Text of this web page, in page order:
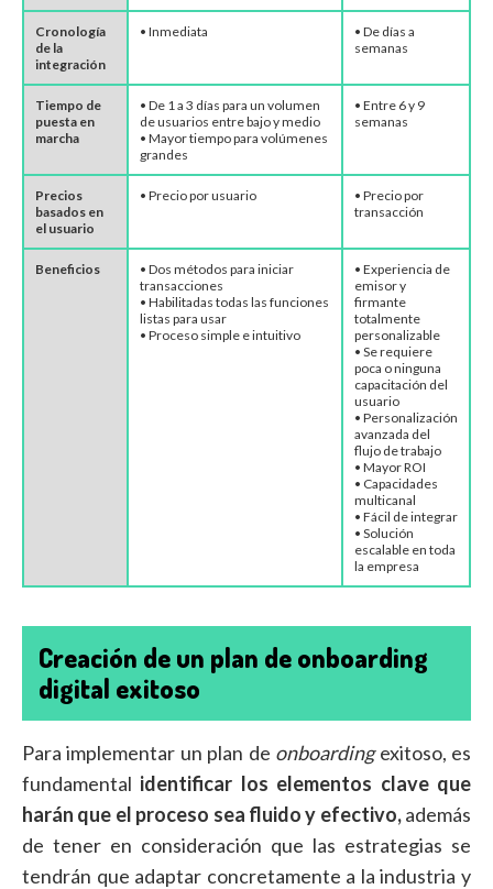
Cronología
de la
integración
• Inmediata
• De días a
semanas
Tiempo de
puesta en
marcha
• De 1 a 3 días para un volumen
de usuarios entre bajo y medio
• Mayor tiempo para volúmenes
grandes
• Entre 6 y 9
semanas
Precios
basados en
el usuario
• Precio por usuario
• Precio por
transacción
Beneficios
• Dos métodos para iniciar
transacciones
• Habilitadas todas las funciones
listas para usar
• Proceso simple e intuitivo
• Experiencia de
emisor y
firmante
totalmente
personalizable
• Se requiere
poca o ninguna
capacitación del
usuario
• Personalización
avanzada del
flujo de trabajo
• Mayor ROI
• Capacidades
multicanal
• Fácil de integrar
• Solución
escalable en toda
la empresa
Creación de un plan de onboarding
digital exitoso
Para implementar un plan de onboardingexitoso, es
fundamental identificar los elementos clave que
harán que el proceso sea fluido y efectivo,además
de tener en consideración que las estrategias se
tendrán que adaptar concretamente a la industria y